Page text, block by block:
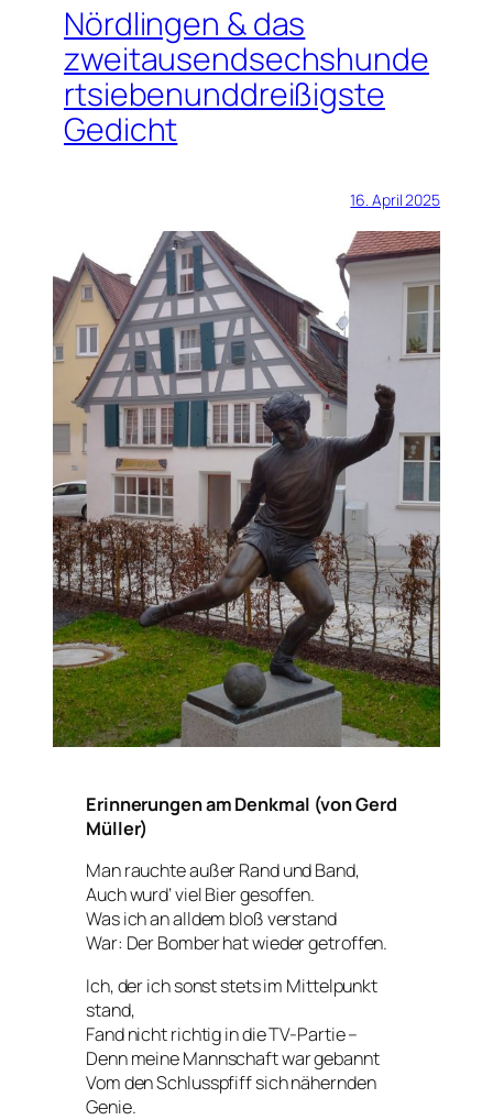
Nördlingen & das
zweitausendsechshunde
rtsiebenunddreißigste
Gedicht
16. April 2025
Erinnerungen am Denkmal (von Gerd
Müller)
Man rauchte außer Rand und Band,
Auch wurd‘ viel Bier gesoffen.
Was ich an alldem bloß verstand
War: Der Bomber hat wieder getroffen.
Ich, der ich sonst stets im Mittelpunkt
stand,
Fand nicht richtig in die TV-Partie –
Denn meine Mannschaft war gebannt
Vom den Schlusspfiff sich nähernden
Genie.